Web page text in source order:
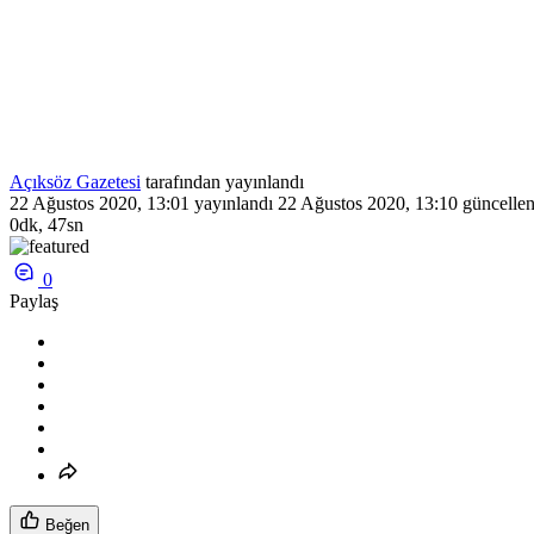
Açıksöz Gazetesi tarafından yayınlandı
22 Ağustos 2020, 13:01 yayınlandı 22 Ağustos 2020, 13:10
0dk, 47sn
0
Paylaş
Beğen